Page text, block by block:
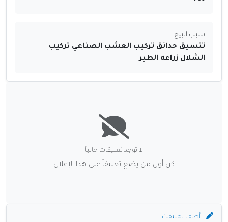
سبب البيع
تنسيق حدائق تركيب العشب الصناعي تركيب
الشلال زراعه الطير
لا توجد تعليقات حالياً
كن أول من يضع تعليقاً على هذا الإعلان
أضف تعليقك